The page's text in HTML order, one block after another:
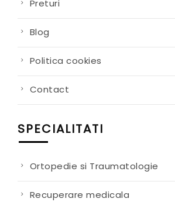
Preturi
Blog
Politica cookies
Contact
SPECIALITATI
Ortopedie si Traumatologie
Recuperare medicala